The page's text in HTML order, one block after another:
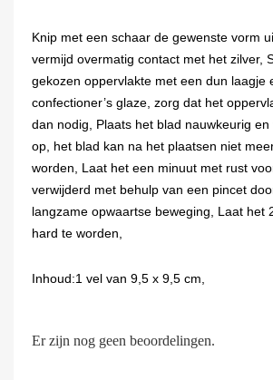
Knip met een schaar de gewenste vorm
vermijd overmatig contact met het zilver,
gekozen oppervlakte met een dun laagje
confectioner’s glaze, zorg dat het
dan nodig, Plaats het blad nauwkeurig
op, het blad kan na het plaatsen niet
worden, Laat het een minuut met rust
verwijderd met behulp van een pincet
langzame opwaartse beweging, Laat het
hard te worden,
Inhoud:1 vel van 9,5 x 9,5 cm,
Er zijn nog geen beoordelingen.